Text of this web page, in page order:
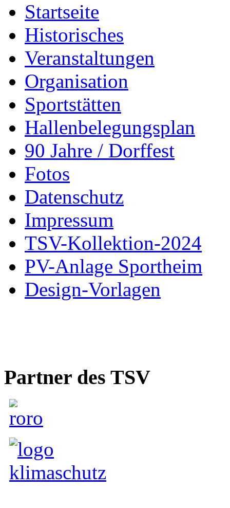
Startseite
Historisches
Veranstaltungen
Organisation
Sportstätten
Hallenbelegungsplan
90 Jahre / Dorffest
Fotos
Datenschutz
Impressum
TSV-Kollektion-2024
PV-Anlage Sportheim
Design-Vorlagen
Partner des TSV